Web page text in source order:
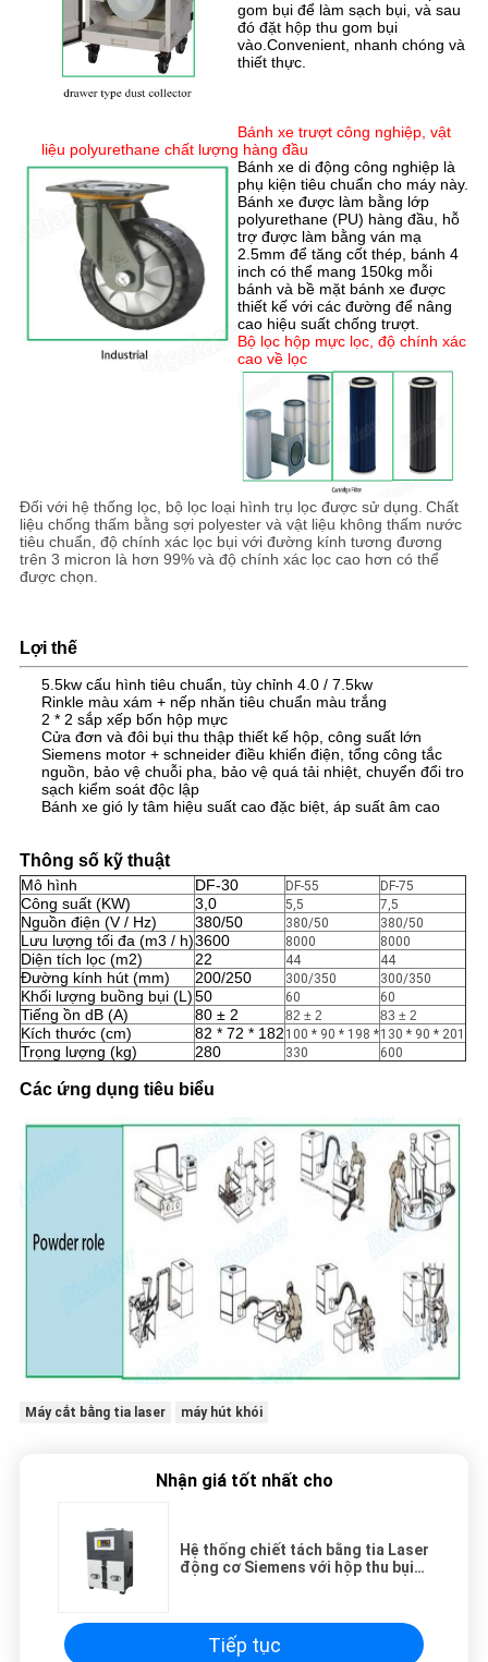
gom bụi để làm sạch bụi, và sau
đó đặt hộp thu gom bụi
vào.Convenient, nhanh chóng và
thiết thực.
Bánh xe trượt công nghiệp, vật
liệu polyurethane chất lượng hàng đầu
Bánh xe di động công nghiệp là
phụ kiện tiêu chuẩn cho máy này.
Bánh xe được làm bằng lớp
polyurethane (PU) hàng đầu, hỗ
trợ được làm bằng ván mạ
2.5mm để tăng cốt thép, bánh 4
inch có thể mang 150kg mỗi
bánh và bề mặt bánh xe được
thiết kế với các đường để nâng
cao hiệu suất chống trượt.
Bộ lọc hộp mực lọc, độ chính xác
cao về lọc
Đối với hệ thống lọc, bộ lọc loại hình trụ lọc được sử dụng. Chất
liệu chống thấm bằng sợi polyester và vật liệu không thấm nước
tiêu chuẩn, độ chính xác lọc bụi với đường kính tương đương
trên 3 micron là hơn 99% và độ chính xác lọc cao hơn có thể
được chọn.
Lợi thế
5.5kw cấu hình tiêu chuẩn, tùy chỉnh 4.0 / 7.5kw
Rinkle màu xám + nếp nhăn tiêu chuẩn màu trắng
2 * 2 sắp xếp bốn hộp mực
Cửa đơn và đôi bụi thu thập thiết kế hộp, công suất lớn
Siemens motor + schneider điều khiển điện, tổng công tắc
nguồn, bảo vệ chuỗi pha, bảo vệ quá tải nhiệt, chuyển đổi tro
sạch kiểm soát độc lập
Bánh xe gió ly tâm hiệu suất cao đặc biệt, áp suất âm cao
Thông số kỹ thuật
Mô hình DF-30 DF-55 DF-75
Công suất (KW) 3,0 5,5 7,5
Nguồn điện (V / Hz) 380/50 380/50 380/50
Lưu lượng tối đa (m3 / h)3600 8000 8000
Diện tích lọc (m2) 22 44 44
Đường kính hút (mm) 200/250 300/350 300/350
Khối lượng buồng bụi (L)50 60 60
Tiếng ồn dB (A) 80 ± 2 82 ± 2 83 ± 2
Kích thước (cm) 82 * 72 * 182 100 * 90 * 198 *130 * 90 * 201
Trọng lượng (kg) 280 330 600
Các ứng dụng tiêu biểu
Máy cắt bằng tia laser máy hút khói
Nhận giá tốt nhất cho
Hệ thống chiết tách bằng tia Laser
động cơ Siemens với hộp thu bụi
Tiếp tục